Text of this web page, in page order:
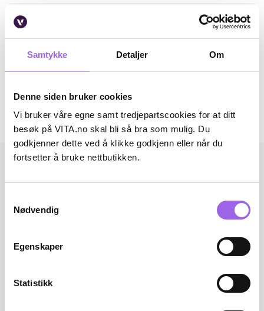
Samtykke Detaljer Om
Denne siden bruker cookies
Vi bruker våre egne samt tredjepartscookies for at ditt
besøk på VITA.no skal bli så bra som mulig. Du
godkjenner dette ved å klikke godkjenn eller når du
fortsetter å bruke nettbutikken.
Nødvendig
Egenskaper
Statistikk
Bruk
Artikkelnummer: 260317023
Omtaler
Andre har også kjøpt..